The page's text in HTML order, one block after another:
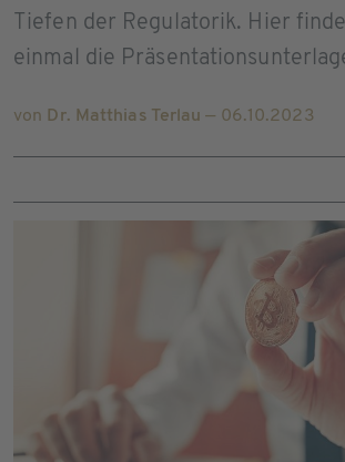
Tiefen der Regulatorik. Hier
einmal die
von Dr. Matthias Terlau — 06.10.2023